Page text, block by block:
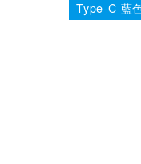
Type-C 藍